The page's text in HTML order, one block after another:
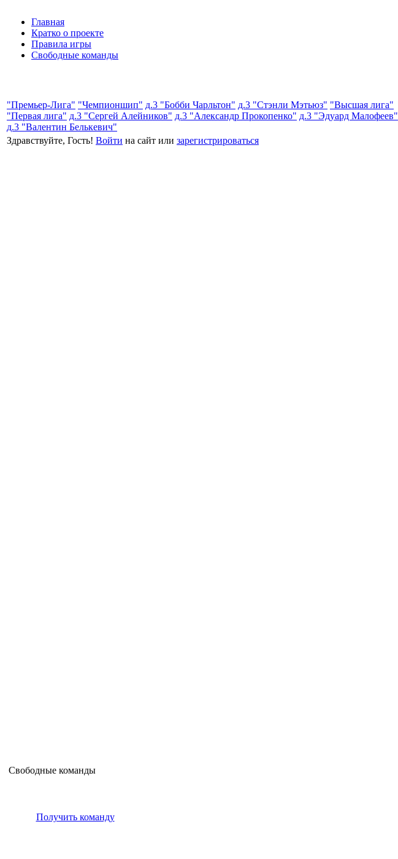
Главная
Кратко о проекте
Правила игры
Свободные команды
"Премьер-Лига" "Чемпионшип" д.3 "Бобби Чарльтон" д.3 "Стэнли Мэтьюз" "Высшая лига"
"Первая лига" д.3 "Сергей Алейников" д.3 "Александр Прокопенко" д.3 "Эдуард Малофеев"
д.3 "Валентин Белькевич"
Здравствуйте, Гость! Войти на сайт или зарегистрироваться
Свободные команды
Получить команду